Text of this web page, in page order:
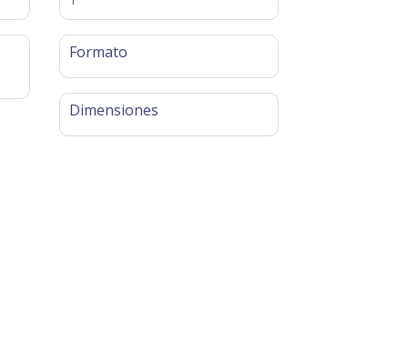
Formato
Dimensiones